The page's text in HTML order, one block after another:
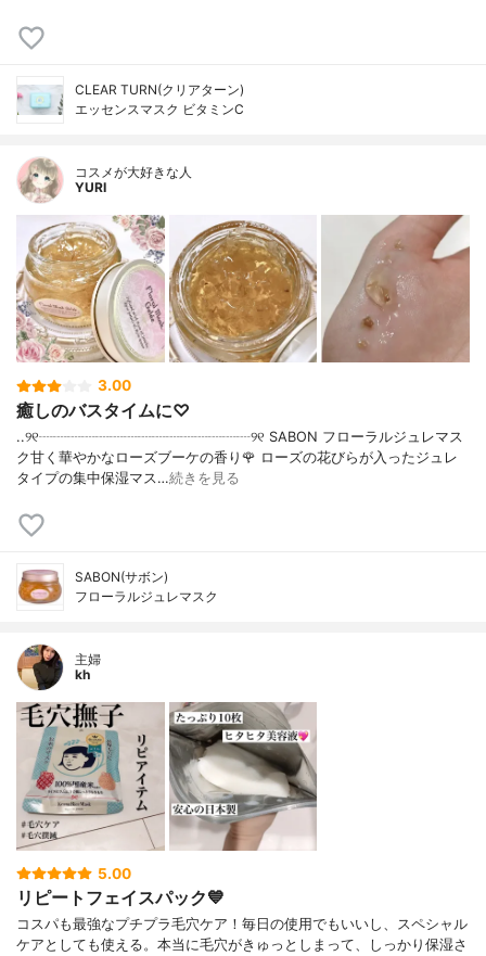
CLEAR TURN(クリアターン)
エッセンスマスク ビタミンC
コスメが大好きな人
YURI
3.00
癒しのバスタイムに♡
..୨୧┈┈┈┈┈┈┈┈┈┈┈┈┈┈┈୨୧ SABON フローラルジュレマス
ク甘く華やかなローズブーケの香り🌹 ローズの花びらが入ったジュレ
タイプの集中保湿マス…続きを見る
SABON(サボン)
フローラルジュレマスク
主婦
kh
5.00
リピートフェイスパック💙
コスパも最強なプチプラ毛穴ケア！毎日の使用でもいいし、スペシャル
ケアとしても使える。本当に毛穴がきゅっとしまって、しっかり保湿さ